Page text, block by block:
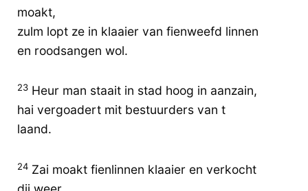
moakt,
zulm lopt ze in klaaier van fienweefd linnen
en roodsangen wol.
23 Heur man staait in stad hoog in aanzain,
hai vergoadert mit bestuurders van t
laand.
24 Zai moakt fienlinnen klaaier en verkocht